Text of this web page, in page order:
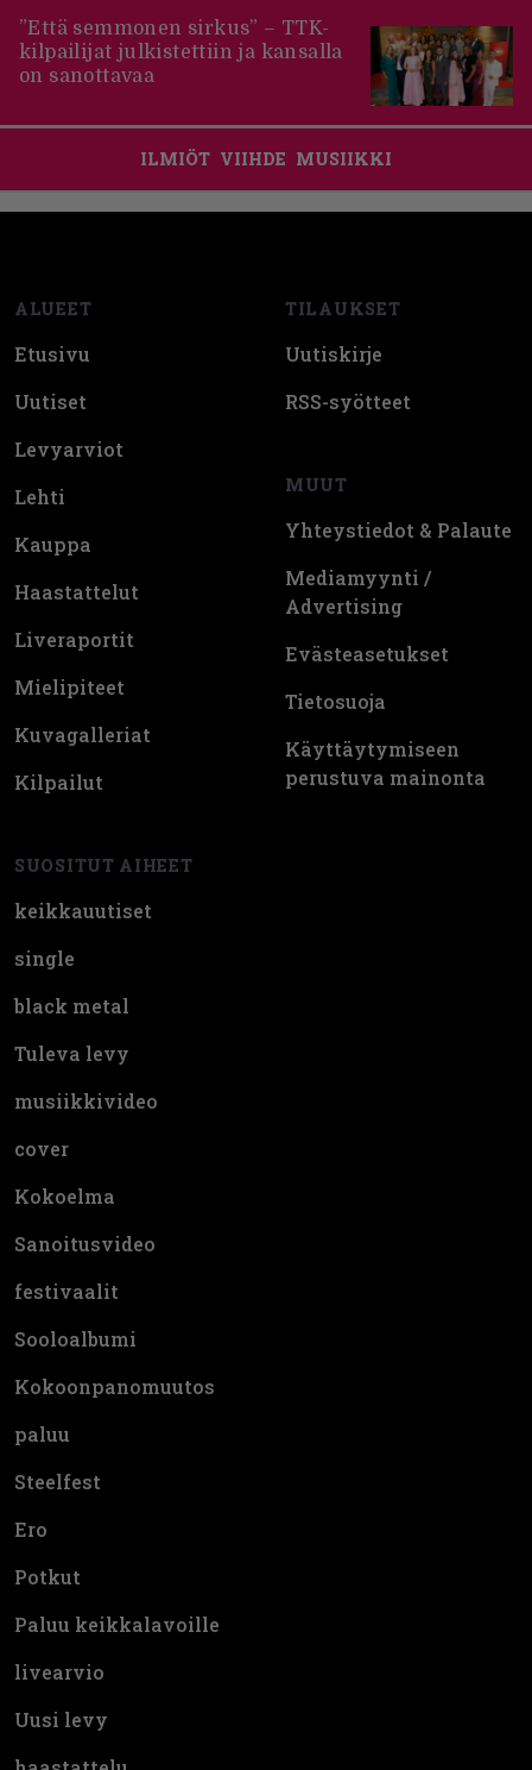
”Että semmonen sirkus” – TTK-
kilpailijat julkistettiin ja kansalla
on sanottavaa
ILMIÖT VIIHDE MUSIIKKI
ALUEET
Etusivu
Uutiset
Levyarviot
Lehti
Kauppa
Haastattelut
Liveraportit
Mielipiteet
Kuvagalleriat
Kilpailut
SUOSITUT AIHEET
keikkauutiset
single
black metal
Tuleva levy
musiikkivideo
cover
Kokoelma
Sanoitusvideo
festivaalit
Sooloalbumi
Kokoonpanomuutos
paluu
Steelfest
Ero
Potkut
Paluu keikkalavoille
livearvio
Uusi levy
TILAUKSET
Uutiskirje
RSS-syötteet
MUUT
Yhteystiedot & Palaute
Mediamyynti /
Advertising
Evästeasetukset
Tietosuoja
Käyttäytymiseen
perustuva mainonta